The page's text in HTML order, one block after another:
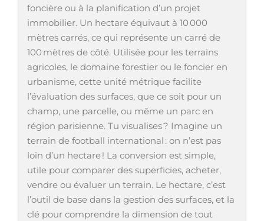
foncière ou à la planification d’un projet
immobilier. Un hectare équivaut à 10 000
mètres carrés, ce qui représente un carré de
100 mètres de côté. Utilisée pour les terrains
agricoles, le domaine forestier ou le foncier en
urbanisme, cette unité métrique facilite
l’évaluation des surfaces, que ce soit pour un
champ, une parcelle, ou même un parc en
région parisienne. Tu visualises ? Imagine un
terrain de football international : on n’est pas
loin d’un hectare ! La conversion est simple,
utile pour comparer des superficies, acheter,
vendre ou évaluer un terrain. Le hectare, c’est
l’outil de base dans la gestion des surfaces, et la
clé pour comprendre la dimension de tout